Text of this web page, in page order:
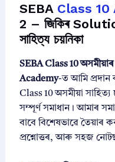
SEBAClass 10
2 – জিকিৰ
সাহিত্য চয়নিকা
SEBA Class 10 অসমীয়াৰ
Academy-ত আমি প্ৰদান
Class 10 অসমীয়া
সম্পূৰ্ণ সমাধান। আমাৰ
বাবে বিশেষভাৱে তৈয়াৰ
প্ৰশ্নোত্তৰ, আৰু সহজ